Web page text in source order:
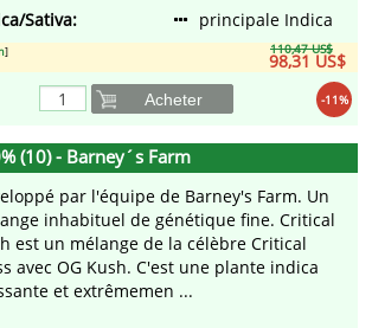
Sativa: principale Indica
110,47 US$
98,31 US$
]
-11%
Acheter
(10) - Barney´s Farm
par l'équipe de Barney's Farm. Un
inhabituel de génétique fine. Critical
est un mélange de la célèbre Critical
avec OG Kush. C'est une plante indica
et extrêmemen ...